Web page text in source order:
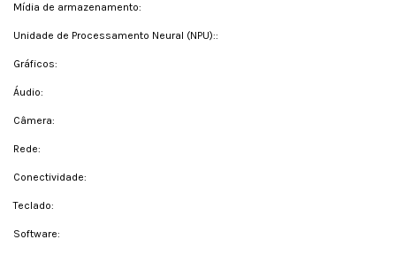
Mídia de armazenamento:
Unidade de Processamento Neural (NPU)::
Gráficos:
Áudio:
Câmera:
Rede:
Conectividade:
Teclado:
Software: